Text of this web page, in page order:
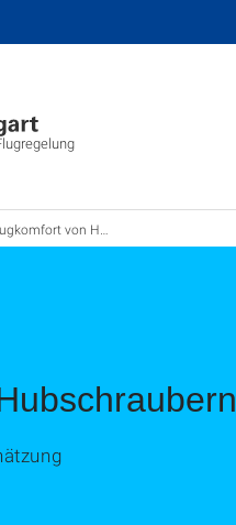
von Hubschraubern